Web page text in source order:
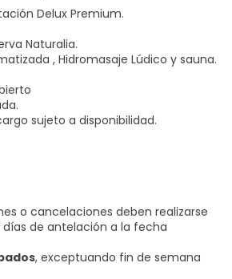
Delux Premium.
Naturalia.
, Hidromasaje Lúdico y sauna.
sujeto a disponibilidad.
o cancelaciones deben realizarse
de antelación a la fecha
, exceptuando fin de semana